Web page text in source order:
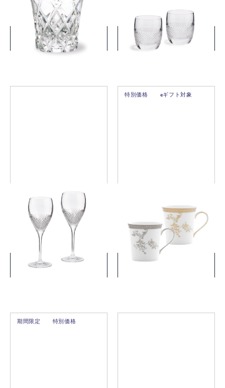
￥5,500 (税込)
詳細を見る
￥16,500 (税込)
詳細を見る
ヴェラ・ウォン ダイヤモン
ドモザイク ワイン ペア
(税込)
詳細を見る
特別価格 eギフト対象
ヴェラ・ウォン ヴェラ レー
ス プラチナ・ゴールド マ
グ ペア
￥11,000 (税込)
期間限定 特別価格